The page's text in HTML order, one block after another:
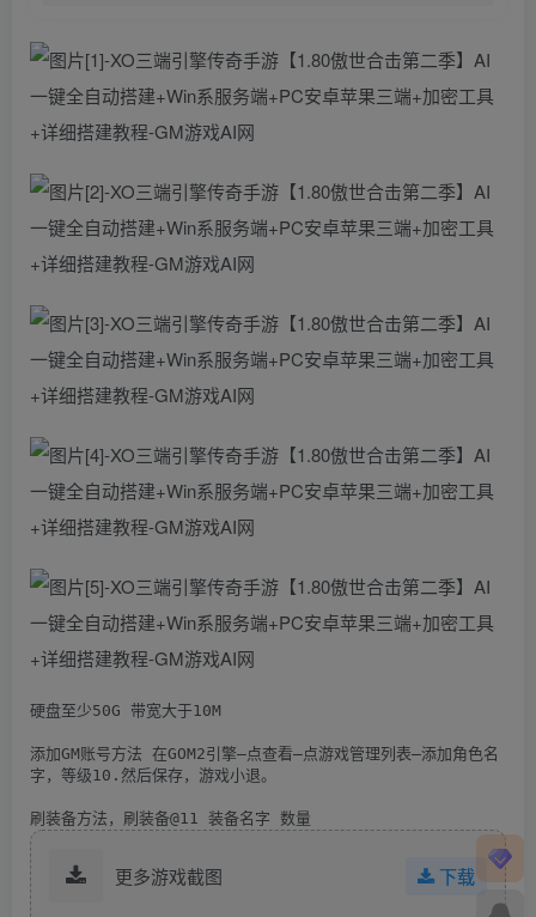
硬盘至少50G 带宽大于10M
添加GM账号方法 在GOM2引擎–点查看–点游戏管理列表–添加角色名
字，等级10.然后保存，游戏小退。
刷装备方法，刷装备@11 装备名字 数量
更多游戏截图 下载